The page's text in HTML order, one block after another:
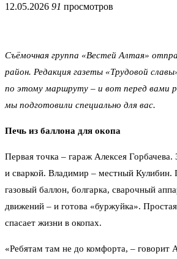
12.05.2026 91 просмотров
Съёмочная группа «Вестей Алтая»
район. Редакция газеты «Трудовой
по этому маршруту – и вот перед вами
мы подготовили специально для вас.
Печь из баллона для окопа
Первая точка – гараж Алексея Горбачева.
и сваркой. Владимир – местный Кулибин.
газовый баллон, болгарка, сварочный
движений – и готова «буржуйка».
спасает жизни в окопах.
«Ребятам там не до комфорта, – говорит